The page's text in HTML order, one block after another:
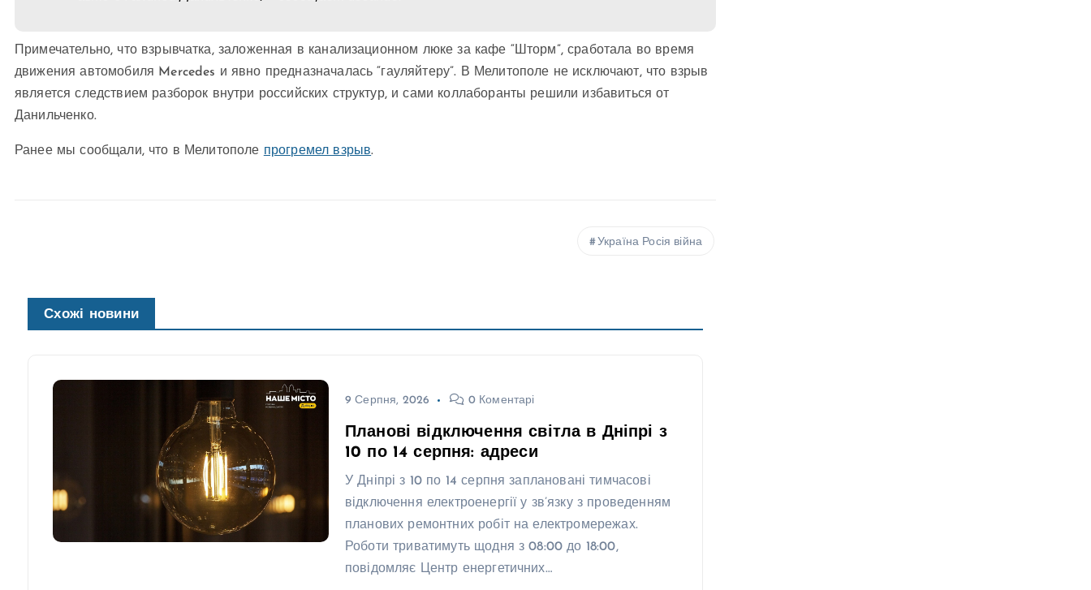
Примечательно, что взрывчатка, заложенная в канализационном люке за кафе “Шторм”, сработала во время
движения автомобиля Mercedes и явно предназначалась “гауляйтеру”. В Мелитополе не исключают, что взрыв
является следствием разборок внутри российских структур, и сами коллаборанты решили избавиться от
Данильченко.
Ранее мы сообщали, что в Мелитополе прогремел взрыв.
Україна Росія війна
Схожі новини
9 Серпня, 2026 0 Коментарі
Планові відключення світла в Дніпрі з
10 по 14 серпня: адреси
У Дніпрі з 10 по 14 серпня заплановані тимчасові
відключення електроенергії у зв’язку з проведенням
планових ремонтних робіт на електромережах.
Роботи триватимуть щодня з 08:00 до 18:00,
повідомляє Центр енергетичних…